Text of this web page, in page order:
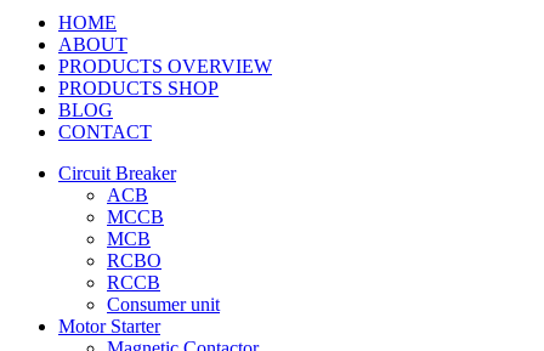
HOME
ABOUT
PRODUCTS OVERVIEW
PRODUCTS SHOP
BLOG
CONTACT
Circuit Breaker
ACB
MCCB
MCB
RCBO
RCCB
Consumer unit
Motor Starter